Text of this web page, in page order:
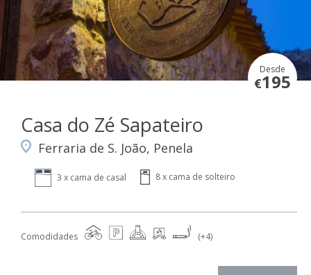
Desde
€195
Casa do Zé Sapateiro
Ferraria de S. João, Penela
3 x cama de casal 8 x cama de solteiro
Comodidades (+4)